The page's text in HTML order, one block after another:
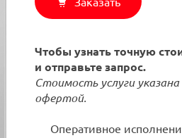
Чтобы узнать точную
и отправьте запрос.
Стоимость услуги
офертой.
Оперативное